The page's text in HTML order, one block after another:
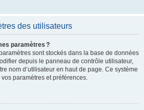
des utilisateurs
paramètres ?
sont stockés dans la base de données
depuis le panneau de contrôle utilisateur,
nom d’utilisateur en haut de page. Ce système
paramètres et préférences.